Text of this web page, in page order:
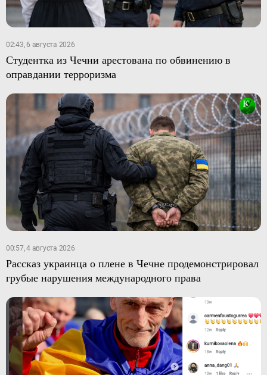
02:43, 6 августа 2026
Студентка из Чечни арестована по обвинению в
оправдании терроризма
00:57, 4 августа 2026
Рассказ украинца о плене в Чечне продемонстрировал
грубые нарушения международного права